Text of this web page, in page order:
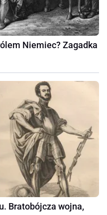
Niemiec? Zagadka
Bratobójcza wojna,